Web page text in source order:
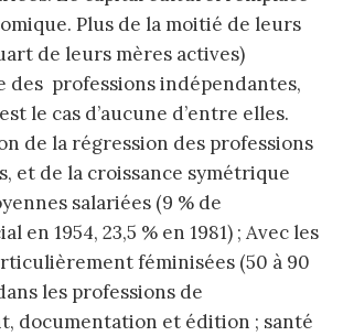
Plus de la moitié de leurs
de leurs mères actives)
des professions indépendantes,
le cas d’aucune d’entre elles.
de la régression des professions
et de la croissance symétrique
salariées (9 % de
en 1954, 23,5 % en 1981) ; Avec les
féminisées (50 à 90
les professions de
documentation et édition ; santé